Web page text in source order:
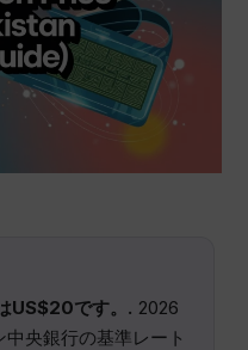
US$20です。. 2026
央銀行の基準レート